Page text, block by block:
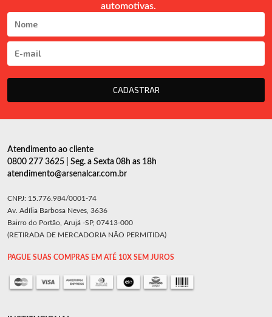
automotivas.
CADASTRAR
Atendimento ao cliente
0800 277 3625 | Seg. a Sexta 08h as 18h
atendimento@arsenalcar.com.br
CNPJ: 15.776.984/0001-74
Av. Adília Barbosa Neves, 3636
Bairro do Portão, Arujá -SP, 07413-000
(RETIRADA DE MERCADORIA NÃO PERMITIDA)
PAGUE SUAS COMPRAS EM ATÉ 10X SEM JUROS